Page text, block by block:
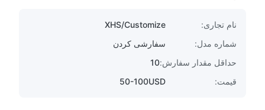
نام تجاری:
XHS/Customize
شماره مدل:
سفارشی کردن
حداقل مقدار سفارش:10
قیمت:
50-100USD